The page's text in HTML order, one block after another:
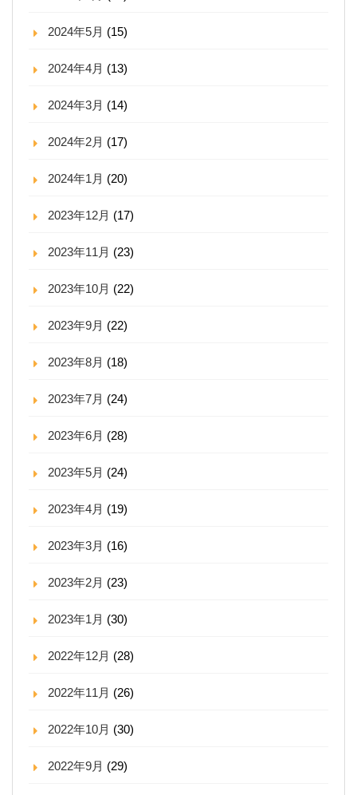
2024年5月 (15)
2024年4月 (13)
2024年3月 (14)
2024年2月 (17)
2024年1月 (20)
2023年12月 (17)
2023年11月 (23)
2023年10月 (22)
2023年9月 (22)
2023年8月 (18)
2023年7月 (24)
2023年6月 (28)
2023年5月 (24)
2023年4月 (19)
2023年3月 (16)
2023年2月 (23)
2023年1月 (30)
2022年12月 (28)
2022年11月 (26)
2022年10月 (30)
2022年9月 (29)